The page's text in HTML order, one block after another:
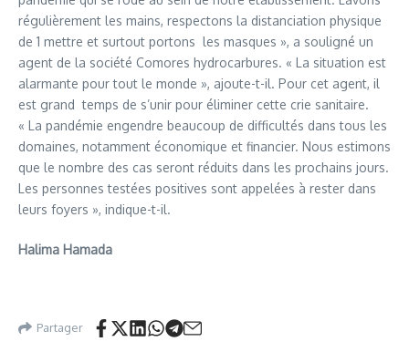
régulièrement les mains, respectons la distanciation physique
de 1 mettre et surtout portons les masques », a souligné un
agent de la société Comores hydrocarbures. « La situation est
alarmante pour tout le monde », ajoute-t-il. Pour cet agent, il
est grand temps de s’unir pour éliminer cette crie sanitaire.
« La pandémie engendre beaucoup de difficultés dans tous les
domaines, notamment économique et financier. Nous estimons
que le nombre des cas seront réduits dans les prochains jours.
Les personnes testées positives sont appelées à rester dans
leurs foyers », indique-t-il.
Halima Hamada
Partager